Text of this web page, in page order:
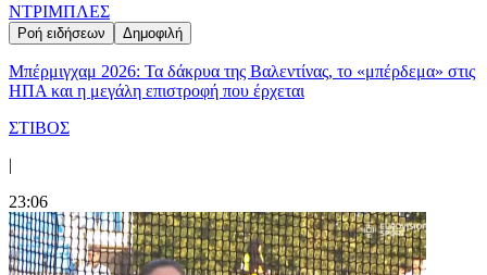
ΝΤΡΙΜΠΛΕΣ
Ροή ειδήσεων Δημοφιλή
Μπέρμιγχαμ 2026: Τα δάκρυα της Βαλεντίνας, το «μπέρδεμα» στις
ΗΠΑ και η μεγάλη επιστροφή που έρχεται
ΣΤΙΒΟΣ
|
23:06